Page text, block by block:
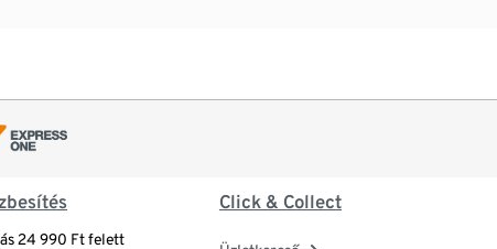
24 990 Ft felett
Click & Collect